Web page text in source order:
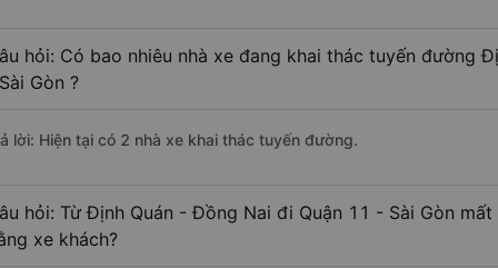
hỏi: Có bao nhiêu nhà xe đang khai thác tuyến đường
Gòn ?
lời: Hiện tại có 2 nhà xe khai thác tuyến đường.
hỏi: Từ Định Quán - Đồng Nai đi Quận 11 - Sài Gòn
xe khách?